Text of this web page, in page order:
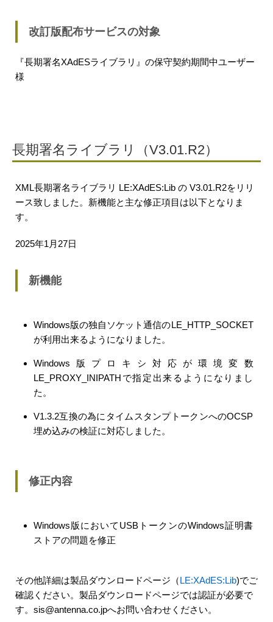
改訂版配布サービスの対象
『長期署名XAdESライブラリ』の保守契約期間中ユーザー
様
長期署名ライブラリ（V3.01.R2）
XML長期署名ライブラリ LE:XAdES:Lib の V3.01.R2をリリ
ース致しました。新機能と主な修正項目は以下となりま
す。
2025年1月27日
新機能
Windows版の独自ソケット通信のLE_HTTP_SOCKET
が利用出来るようになりました。
Windows版プロキシ対応が環境変数
LE_PROXY_INIPATHで指定出来るようになりまし
た。
V1.3.2互換の為にタイムスタンプトークンへのOCSP
埋め込みの検証に対応しました。
修正内容
Windows版においてUSBトークンのWindows証明書
ストアの問題を修正
その他詳細は製品ダウンロードページ（LE:XAdES:Lib)でご
確認ください。製品ダウンロードページでは認証が必要で
す。sis@antenna.co.jpへお問い合わせください。